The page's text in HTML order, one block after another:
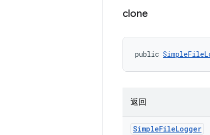
clone
public
返回
SimpleFileLogger